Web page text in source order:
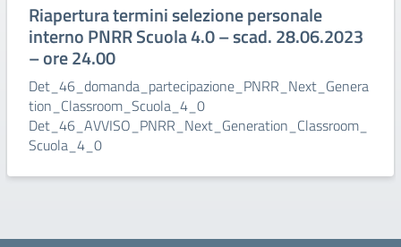
Riapertura termini selezione personale
interno PNRR Scuola 4.0 – scad. 28.06.2023
– ore 24.00
Det_46_domanda_partecipazione_PNRR_Next_Genera
tion_Classroom_Scuola_4_0
Det_46_AVVISO_PNRR_Next_Generation_Classroom_
Scuola_4_0